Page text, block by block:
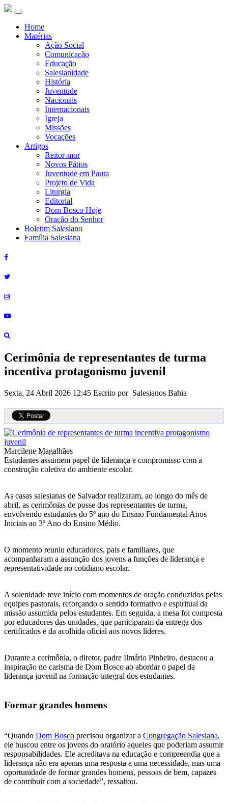
Home
Matérias
Ação Social
Comunicação
Educação
Salesianidade
História
Juventude
Nacionais
Internacionais
Igreja
Missões
Vocações
Artigos
Reitor-mor
Novos Pátios
Juventude em Pauta
Projeto de Vida
Liturgia
Editorial
Dom Bosco Hoje
Oração do Senhor
Boletim Salesiano
Família Salesiana
Cerimônia de representantes de turma
incentiva protagonismo juvenil
Sexta, 24 Abril 2026 12:45 Escrito por Salesianos Bahia
Marcilene Magalhães
Estudantes assumem papel de liderança e compromisso com a
construção coletiva do ambiente escolar.
As casas salesianas de Salvador realizaram, ao longo do mês de
abril, as cerimônias de posse dos representantes de turma,
envolvendo estudantes do 5º ano do Ensino Fundamental Anos
Iniciais ao 3º Ano do Ensino Médio.
O momento reuniu educadores, pais e familiares, que
acompanharam a assunção dos jovens a funções de liderança e
representatividade no cotidiano escolar.
A solenidade teve início com momentos de oração conduzidos pelas
equipes pastorais, reforçando o sentido formativo e espiritual da
missão assumida pelos estudantes. Em seguida, a mesa foi composta
por educadores das unidades, que participaram da entrega dos
certificados e da acolhida oficial aos novos líderes.
Durante a cerimônia, o diretor, padre Ilmário Pinheiro, destacou a
inspiração no carisma de Dom Bosco ao abordar o papel da
liderança juvenil na formação integral dos estudantes.
Formar grandes homens
“Quando Dom Bosco precisou organizar a Congregação Salesiana,
ele buscou entre os jovens do oratório aqueles que poderiam assumir
responsabilidades. Ele acreditava na educação e compreendia que a
liderança não era apenas uma resposta a uma necessidade, mas uma
oportunidade de formar grandes homens, pessoas de bem, capazes
de contribuir com a sociedade”, ressaltou.